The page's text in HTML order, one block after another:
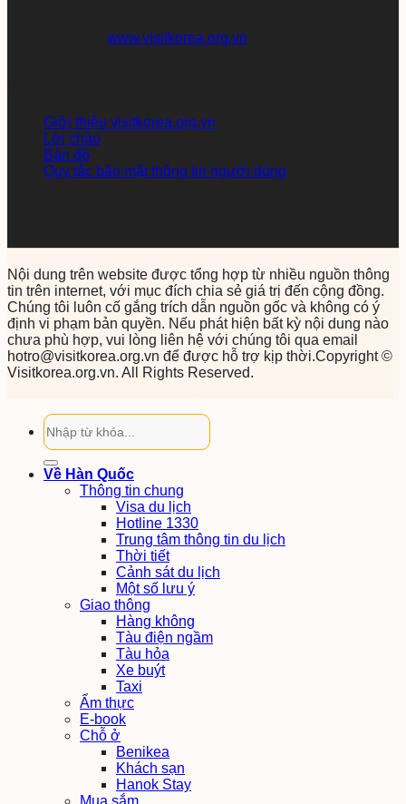
www.visitkorea.org.vn
Giới thiệu visitkorea.org.vn
Lời chào
Bản đồ
Quy tắc bảo mật thông tin người dùng
Nội dung trên website được tổng hợp từ nhiều nguồn thông
tin trên internet, với mục đích chia sẻ giá trị đến cộng đồng.
Chúng tôi luôn cố gắng trích dẫn nguồn gốc và không có ý
định vi phạm bản quyền. Nếu phát hiện bất kỳ nội dung nào
chưa phù hợp, vui lòng liên hệ với chúng tôi qua email
hotro@visitkorea.org.vn để được hỗ trợ kịp thời.Copyright ©
Visitkorea.org.vn. All Rights Reserved.
Về Hàn Quốc
Thông tin chung
Visa du lịch
Hotline 1330
Trung tâm thông tin du lịch
Thời tiết
Cảnh sát du lịch
Một số lưu ý
Giao thông
Hàng không
Tàu điện ngầm
Tàu hỏa
Xe buýt
Taxi
Ẩm thực
E-book
Chỗ ở
Benikea
Khách sạn
Hanok Stay